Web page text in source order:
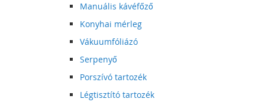
Manuális kávéfőző
Konyhai mérleg
Vákuumfóliázó
Serpenyő
Porszívó tartozék
Légtisztító tartozék